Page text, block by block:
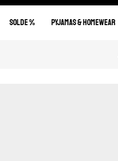
SOLDE % PYJAMAS & HOMEWEAR